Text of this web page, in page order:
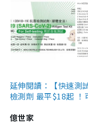
延伸閱讀：【快速測
檢測劑 最平$18起
億世家